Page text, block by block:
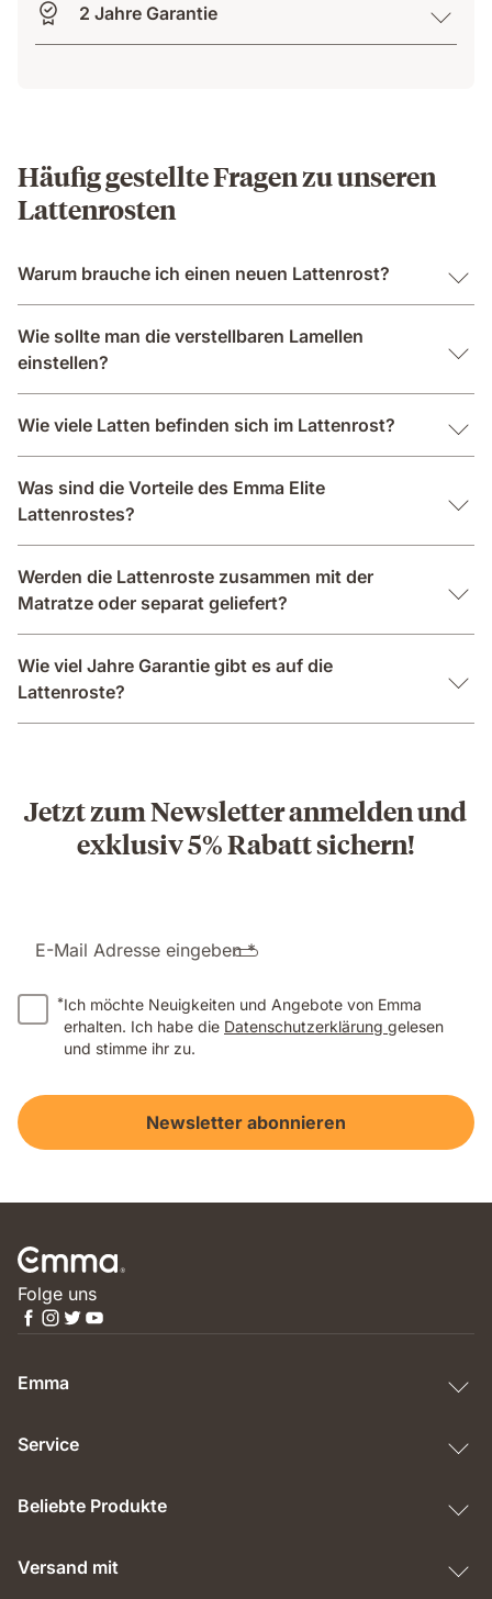
2 Jahre Garantie
Häufig gestellte Fragen zu unseren
Lattenrosten
Warum brauche ich einen neuen Lattenrost?
Wie sollte man die verstellbaren Lamellen
einstellen?
Wie viele Latten befinden sich im Lattenrost?
Was sind die Vorteile des Emma Elite
Lattenrostes?
Werden die Lattenroste zusammen mit der
Matratze oder separat geliefert?
Wie viel Jahre Garantie gibt es auf die
Lattenroste?
Jetzt zum Newsletter anmelden und
exklusiv 5% Rabatt sichern!
E-Mail Adresse eingeben *
*Ich möchte Neuigkeiten und Angebote von Emma
erhalten. Ich habe die Datenschutzerklärung gelesen
und stimme ihr zu.
Newsletter abonnieren
Folge uns
Emma
Service
Beliebte Produkte
Versand mit